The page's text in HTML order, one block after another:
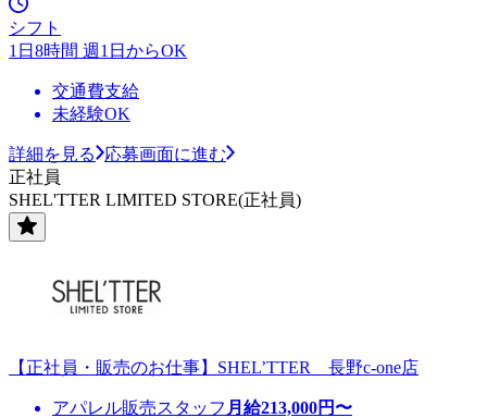
シフト
1日8時間 週1日からOK
交通費支給
未経験OK
詳細を見る
応募画面に進む
正社員
SHEL'TTER LIMITED STORE(正社員)
【正社員・販売のお仕事】SHEL’TTER 長野c-one店
アパレル販売スタッフ 月給213,000円〜